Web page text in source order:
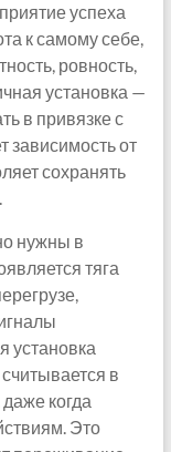
успеха
к самому себе,
ровность,
установка —
в привязке с
зависимость от
сохранять
нужны в
тяга
установка
в
когда
Это